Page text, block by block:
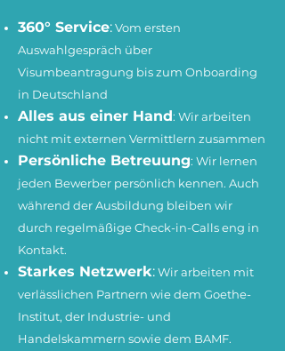
360° Service:Vom ersten
Auswahlgespräch über
Visumbeantragung bis zum Onboarding
in Deutschland
Alles aus einer Hand: Wir arbeiten
nicht mit externen Vermittlern zusammen
Persönliche Betreuung: Wir lernen
jeden Bewerber persönlich kennen. Auch
während der Ausbildung bleiben wir
durch regelmäßige Check-in-Calls eng in
Kontakt.
Starkes Netzwerk:Wir arbeiten mit
verlässlichen Partnern wie dem Goethe-
Institut, der Industrie- und
Handelskammern sowie dem BAMF.